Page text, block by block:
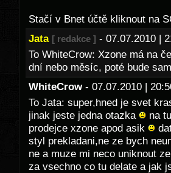
Stačí v Bnet účtě kliknout na
Jata [ redakce ] - 07.07.2010 |
To WhiteCrow: Xzone má na
dní nebo měsíc, poté bude
WhiteCrow - 07.07.2010 |
To Jata: super,hned je svet
jinak jeste jedna otazka
na
prodejce xzone apod asik
styl prekladani,ne ze bych
ne a muze mi neco uniknout
za vsechno co tu delate a jak